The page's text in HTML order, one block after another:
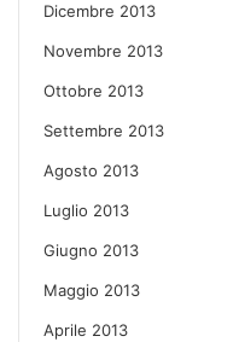
Dicembre 2013
Novembre 2013
Ottobre 2013
Settembre 2013
Agosto 2013
Luglio 2013
Giugno 2013
Maggio 2013
Aprile 2013